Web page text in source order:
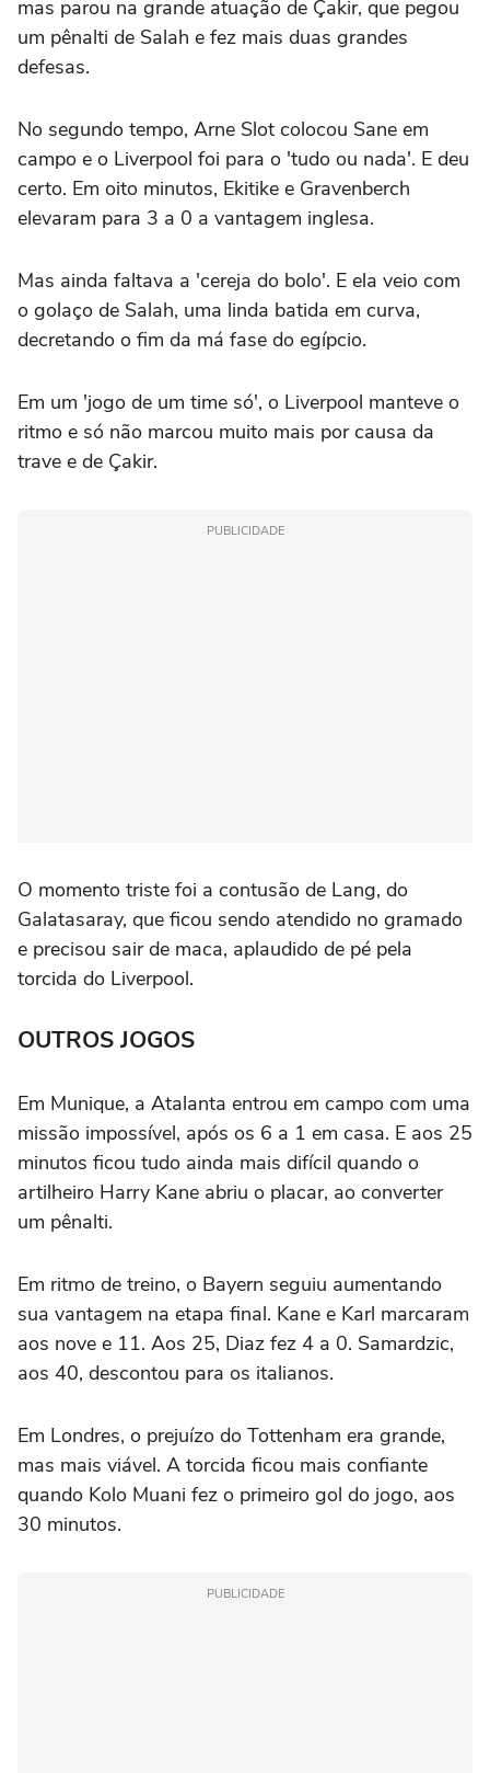
mas parou na grande atuação de Çakir, que pegou
um pênalti de Salah e fez mais duas grandes
defesas.
No segundo tempo, Arne Slot colocou Sane em
campo e o Liverpool foi para o 'tudo ou nada'. E deu
certo. Em oito minutos, Ekitike e Gravenberch
elevaram para 3 a 0 a vantagem inglesa.
Mas ainda faltava a 'cereja do bolo'. E ela veio com
o golaço de Salah, uma linda batida em curva,
decretando o fim da má fase do egípcio.
Em um 'jogo de um time só', o Liverpool manteve o
ritmo e só não marcou muito mais por causa da
trave e de Çakir.
PUBLICIDADE
O momento triste foi a contusão de Lang, do
Galatasaray, que ficou sendo atendido no gramado
e precisou sair de maca, aplaudido de pé pela
torcida do Liverpool.
OUTROS JOGOS
Em Munique, a Atalanta entrou em campo com uma
missão impossível, após os 6 a 1 em casa. E aos 25
minutos ficou tudo ainda mais difícil quando o
artilheiro Harry Kane abriu o placar, ao converter
um pênalti.
Em ritmo de treino, o Bayern seguiu aumentando
sua vantagem na etapa final. Kane e Karl marcaram
aos nove e 11. Aos 25, Diaz fez 4 a 0. Samardzic,
aos 40, descontou para os italianos.
Em Londres, o prejuízo do Tottenham era grande,
mas mais viável. A torcida ficou mais confiante
quando Kolo Muani fez o primeiro gol do jogo, aos
30 minutos.
PUBLICIDADE